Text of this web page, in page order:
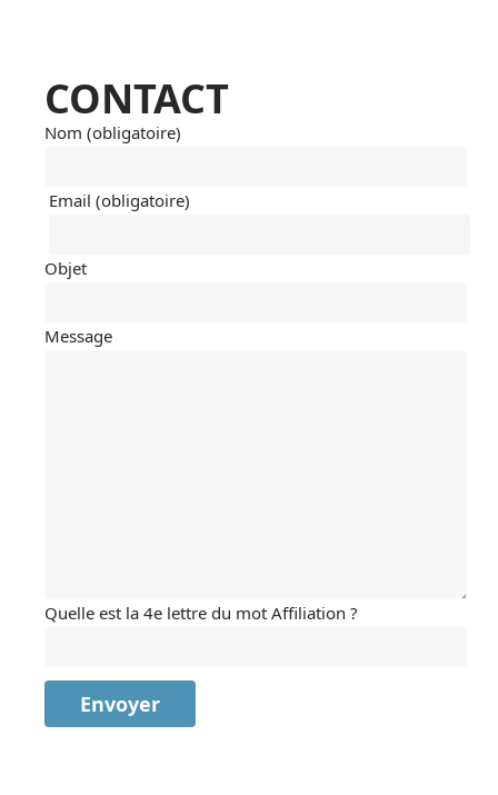
CONTACT
Nom (obligatoire)
Email (obligatoire)
Objet
Message
Quelle est la 4e lettre du mot Affiliation ?